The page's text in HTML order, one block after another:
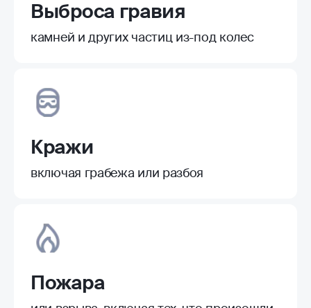
Выброса гравия
камней и других частиц из-под колес
Кражи
включая грабежа или разбоя
Пожара